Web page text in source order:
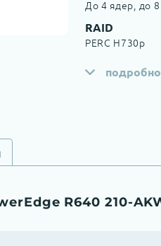
До 4 ядер, до
RAID
PERC H730p
подробно
R640 210-